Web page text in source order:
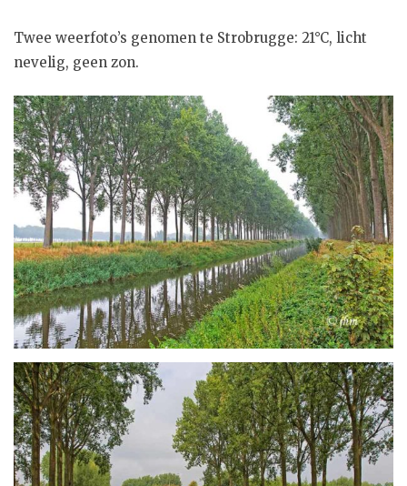
Twee weerfoto’s genomen te Strobrugge: 21°C, licht
nevelig, geen zon.